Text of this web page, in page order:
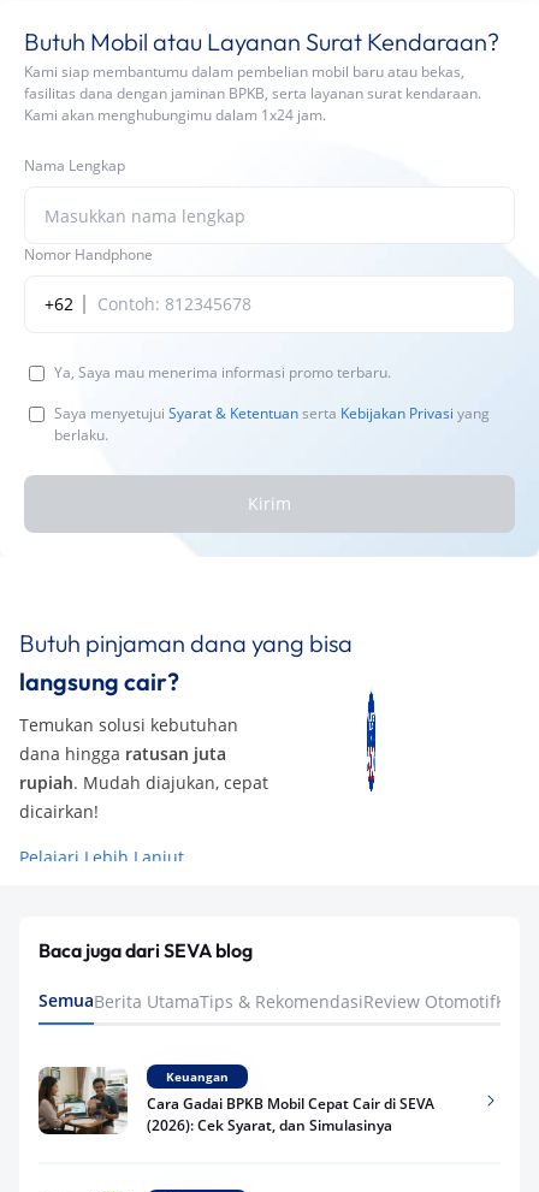
Butuh Mobil atau Layanan Surat Kendaraan?
Kami siap membantumu dalam pembelian mobil baru atau bekas,
fasilitas dana dengan jaminan BPKB, serta layanan surat kendaraan.
Kami akan menghubungimu dalam 1x24 jam.
Nama Lengkap
Nomor Handphone
+62
Ya, Saya mau menerima informasi promo terbaru.
Saya menyetujui Syarat & Ketentuanserta Kebijakan Privasi yang
berlaku.
Kirim
Butuh pinjaman dana yang bisa
langsung cair?
Temukan solusi kebutuhan
dana hingga ratusan juta
rupiah. Mudah diajukan, cepat
dicairkan!
Pelajari Lebih Lanjut
Baca juga dari SEVA blog
SemuaBerita UtamaTips & RekomendasiReview Otomotif
Keuangan
Cara Gadai BPKB Mobil Cepat Cair di SEVA
(2026): Cek Syarat, dan Simulasinya